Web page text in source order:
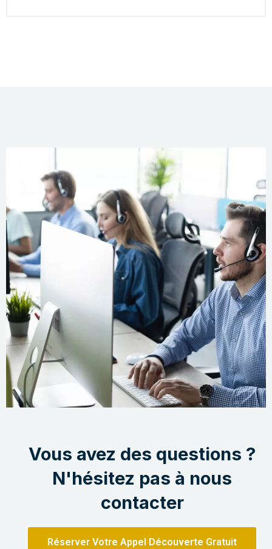
Vous avez des questions ?
N'hésitez pas à nous
contacter
Réserver Votre Appel Découverte Gratuit